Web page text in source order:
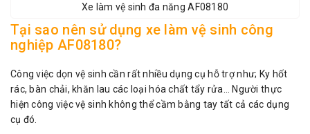
Xe làm vệ sinh đa năng AF08180
Tại sao nên sử dụng xe làm vệ sinh công
nghiệp AF08180?
Công việc dọn vệ sinh cần rất nhiều dụng cụ hỗ trợ như; Ky hốt
rác, bàn chải, khăn lau các loại hóa chất tẩy rửa… Người thực
hiện công việc vệ sinh không thể cầm bằng tay tất cả các dụng
cụ đó.